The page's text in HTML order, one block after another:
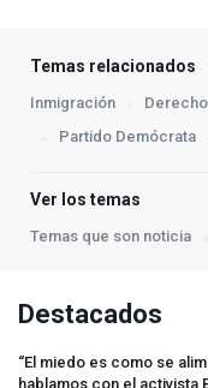
Temas relacionados
Inmigración
Partido Demócrata
Ver los temas
Temas que son noticia
Destacados
“El miedo es como se
hablamos con el activista